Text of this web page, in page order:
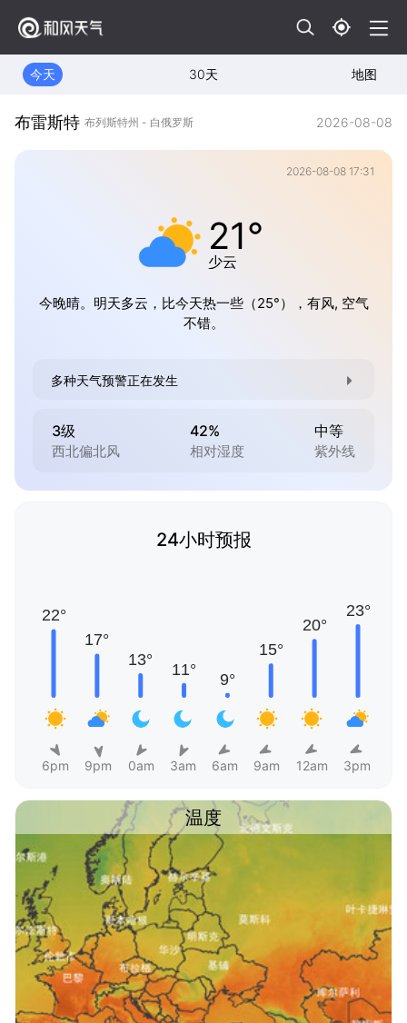
今天 30天 地图
布雷斯特 布列斯特州 - 白俄罗斯 2026-08-08
2026-08-08 17:31
21°
少云
今晚晴。明天多云，比今天热一些（25°），有风, 空气
不错。
多种天气预警正在发生
3级
西北偏北风
42%
相对湿度
中等
紫外线
24小时预报
6pm 9pm 0am 3am 6am 9am 12am 3pm
温度